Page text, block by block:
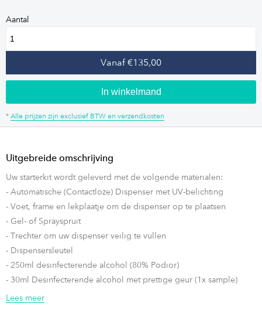
Aantal
Vanaf €135,00
In winkelmand
*Alle prijzen zijn exclusief BTW en verzendkosten
Uitgebreide omschrijving
Uw starterkit wordt geleverd met de volgende materialen:
- Automatische (Contactloze) Dispenser met UV-belichting
- Voet, frame en lekplaatje om de dispenser op te plaatsen
- Gel- of Sprayspruit
- Trechter om uw dispenser veilig te vullen
- Dispensersleutel
- 250ml desinfecterende alcohol (80% Podior)
- 30ml Desinfecterende alcohol met prettige geur (1x sample)
- A4 Display om informatie weer te kunnen geven
Lees meer